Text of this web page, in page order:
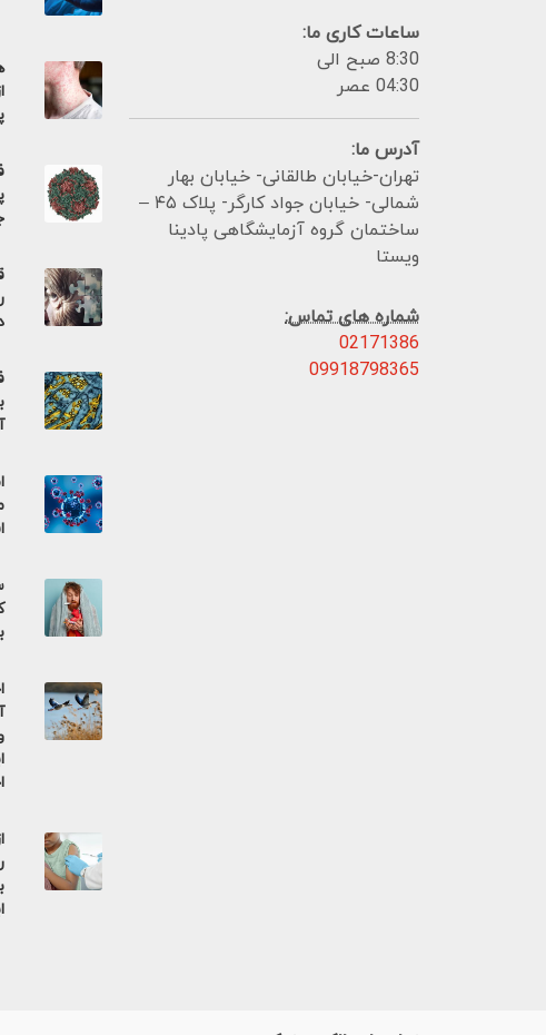
ساعات کاری ما:
8:30 صبح الی
04:30 عصر
آدرس ما:
تهران-خیابان طالقانی- خیابان بهار
شمالی- خیابان جواد کارگر- پلاک ۴۵ –
ساختمان گروه آزمایشگاهی پادینا
ویستا
شماره های تماس:
02171386
09918798365